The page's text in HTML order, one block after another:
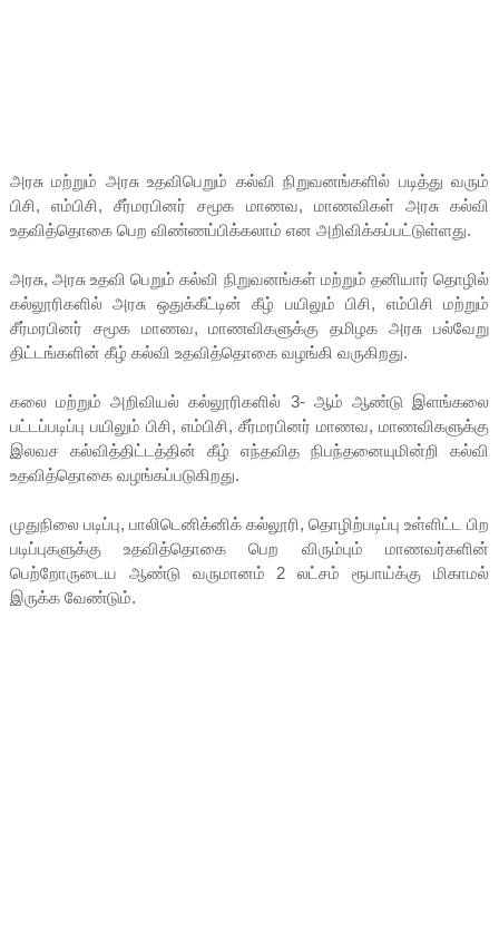
அரசு மற்றும் அரசு உதவிபெறும் கல்வி நிறுவனங்களில் படித்து வரும்
பிசி, எம்பிசி, சீர்மரபினர் சமூக மாணவ, மாணவிகள் அரசு கல்வி
உதவித்தொகை பெற விண்ணப்பிக்கலாம் என அறிவிக்கப்பட்டுள்ளது.
அரசு, அரசு உதவி பெறும் கல்வி நிறுவனங்கள் மற்றும் தனியார் தொழில்
கல்லூரிகளில் அரசு ஒதுக்கீட்டின் கீழ் பயிலும் பிசி, எம்பிசி மற்றும்
சீர்மரபினர் சமூக மாணவ, மாணவிகளுக்கு தமிழக அரசு பல்வேறு
திட்டங்களின் கீழ் கல்வி உதவித்தொகை வழங்கி வருகிறது.
கலை மற்றும் அறிவியல் கல்லூரிகளில் 3- ஆம் ஆண்டு இளங்கலை
பட்டப்படிப்பு பயிலும் பிசி, எம்பிசி, சீர்மரபினர் மாணவ, மாணவிகளுக்கு
இலவச கல்வித்திட்டத்தின் கீழ் எந்தவித நிபந்தனையுமின்றி கல்வி
உதவித்தொகை வழங்கப்படுகிறது.
முதுநிலை படிப்பு, பாலிடெனிக்னிக் கல்லூரி, தொழிற்படிப்பு உள்ளிட்ட பிற
படிப்புகளுக்கு உதவித்தொகை பெற விரும்பும் மாணவர்களின்
பெற்றோருடைய ஆண்டு வருமானம் 2 லட்சம் ரூபாய்க்கு மிகாமல்
இருக்க வேண்டும்.